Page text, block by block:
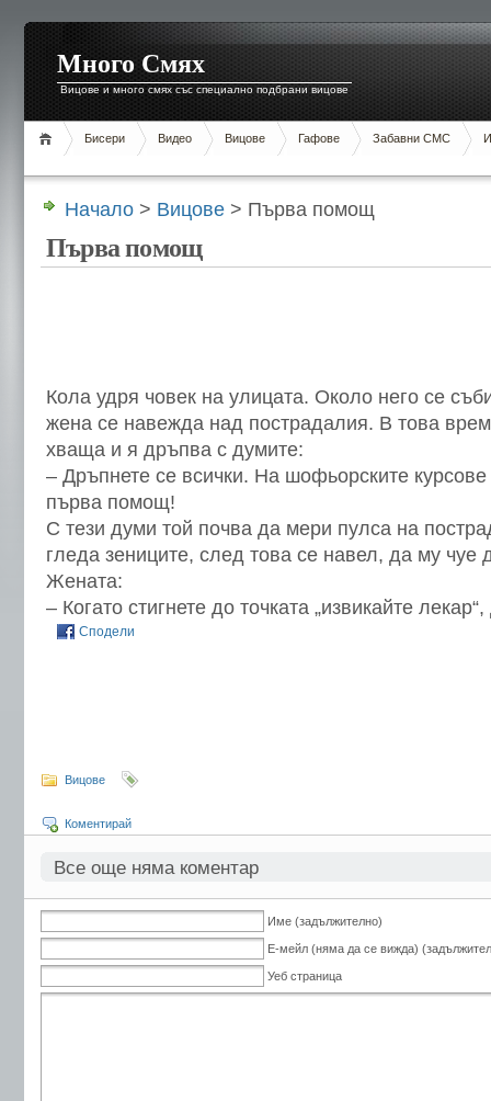
Много Смях
Вицове и много смях със специално подбрани вицове
Бисери Видео Вицове Гафове Забавни СМС
Начало > Вицове > Първа помощ
Първа помощ
Кола удря човек на улицата. Около него се
жена се навежда над пострадалия. В това
хваща и я дръпва с думите:
– Дръпнете се всички. На шофьорските курсове
първа помощ!
С тези думи той почва да мери пулса на
гледа зениците, след това се навел, да му
Жената:
– Когато стигнете до точката „извикайте
Сподели
Вицове
Коментирай
Все още няма коментар
Име (задължително)
Е-мейл (няма да се вижда)
Уеб страница